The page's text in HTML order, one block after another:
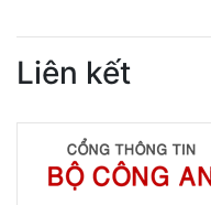
Liên kết